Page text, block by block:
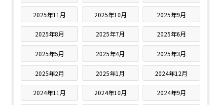
2025年11月 2025年10月 2025年9月
2025年8月 2025年7月 2025年6月
2025年5月 2025年4月 2025年3月
2025年2月 2025年1月 2024年12月
2024年11月 2024年10月 2024年9月